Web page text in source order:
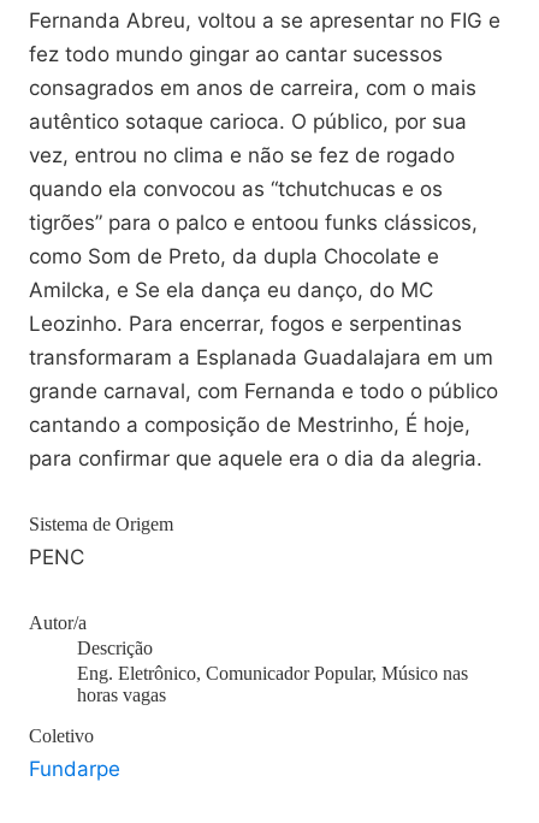
Fernanda Abreu, voltou a se apresentar no FIG e
fez todo mundo gingar ao cantar sucessos
consagrados em anos de carreira, com o mais
autêntico sotaque carioca. O público, por sua
vez, entrou no clima e não se fez de rogado
quando ela convocou as “tchutchucas e os
tigrões” para o palco e entoou funks clássicos,
como Som de Preto, da dupla Chocolate e
Amilcka, e Se ela dança eu danço, do MC
Leozinho. Para encerrar, fogos e serpentinas
transformaram a Esplanada Guadalajara em um
grande carnaval, com Fernanda e todo o público
cantando a composição de Mestrinho, É hoje,
para confirmar que aquele era o dia da alegria.
Sistema de Origem
PENC
Autor/a
Descrição
Eng. Eletrônico, Comunicador Popular, Músico nas
horas vagas
Coletivo
Fundarpe